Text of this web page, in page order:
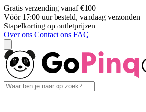
Gratis verzending vanaf €100
Vóór 17:00 uur besteld, vandaag verzonden
Stapelkorting op outletprijzen
Over ons Contact ons FAQ